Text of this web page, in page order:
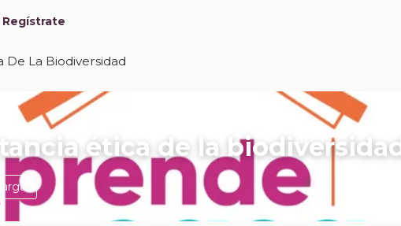
Regístrate
De La Biodiversidad
ética de la biodiversidad